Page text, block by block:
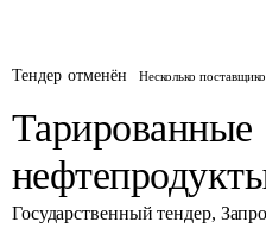
Тендер отменён Несколько
Тарированные
Государственный тендер,